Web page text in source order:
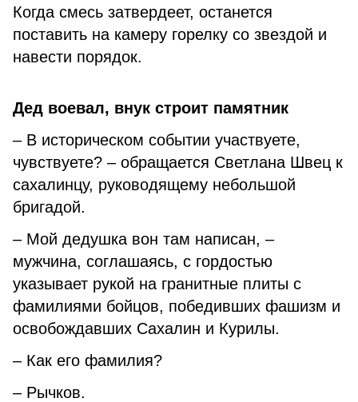
Когда смесь затвердеет, останется
поставить на камеру горелку со звездой и
навести порядок.
Дед воевал, внук строит памятник
– В историческом событии участвуете,
чувствуете? – обращается Светлана Швец к
сахалинцу, руководящему небольшой
бригадой.
– Мой дедушка вон там написан, –
мужчина, соглашаясь, с гордостью
указывает рукой на гранитные пли­ты с
фамилиями бойцов, победивших фашизм и
освобождавших Сахалин и Курилы.
– Как его фамилия?
– Рычков.